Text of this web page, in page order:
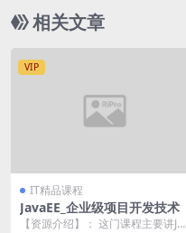
相关文章
VIP
IT精品课程
JavaEE_企业级项目开发技术
【资源介绍】： 这门课程主要讲Jav